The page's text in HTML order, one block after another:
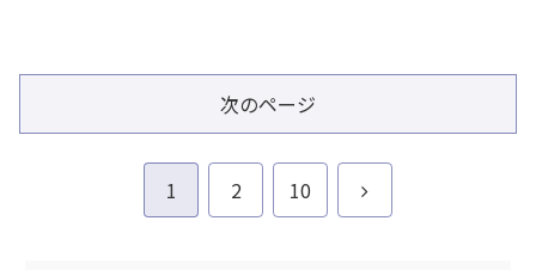
次のページ
1 2 10
次